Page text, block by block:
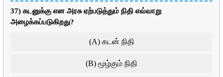
37) கடனுக்கு என அரசு ஏற்படுத்தும் நிதி எவ்வாறு
அழைக்கப்படுகிறது?
(A) கடன் நிதி
(B) மூழ்கும் நிதி